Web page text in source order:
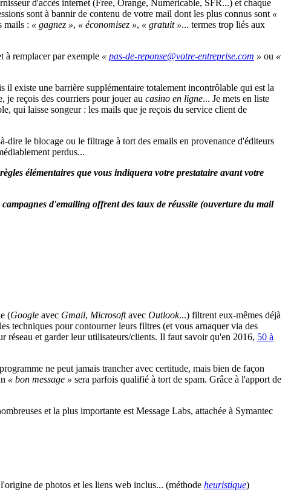
d'accès internet (Free, Orange, Numéricable, SFR...) et chaque
sont à bannir de contenu de votre mail dont les plus connus sont «
mails : « gagnez », « économisez », « gratuit »... termes trop liés aux
à remplacer par exemple « » ou «
il existe une barrière supplémentaire totalement incontrôlable qui est la
je reçois des courriers pour jouer au casino en ligne... Je mets en liste
qui laisse songeur : les mails que je reçois du service client de
dire le blocage ou le filtrage à tort des emails en provenance d'éditeurs
perdus...
élémentaires que vous indiquera votre prestataire avant votre
d'emailing offrent des taux de réussite (ouverture du mail
(Google avec Gmail, Microsoftavec Outlook...) filtrent eux-mêmes déjà
techniques pour contourner leurs filtres (et vous arnaquer via des
réseau et garder leur utilisateurs/clients. Il faut savoir qu'en 2016, 50 à
ne peut jamais trancher avec certitude, mais bien de façon
« bon message » sera parfois qualifié à tort de spam. Grâce à l'apport de
et la plus importante est Message Labs, attachée à Symantec
de photos et les liens web inclus... (méthode heuristique)